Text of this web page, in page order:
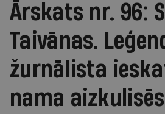
Ārskats nr. 96:
Taivānas.
žurnālista
nama